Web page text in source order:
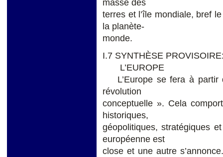
masse des
terres et l’île mondiale, bref
la planète-
monde.
I.7 SYNTHÈSE
L’EUROPE
L’Europe se fera à partir
révolution
conceptuelle ». Cela
historiques,
géopolitiques, stratégiques
européenne est
close et une autre